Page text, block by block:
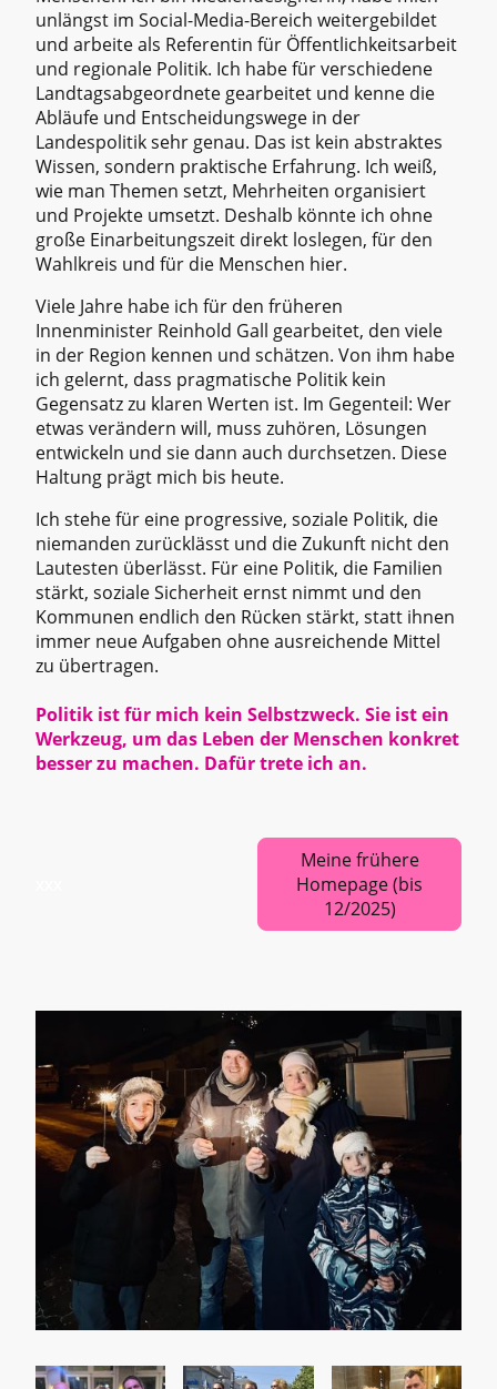
unlängst im Social-Media-Bereich weitergebildet
und arbeite als Referentin für Öffentlichkeitsarbeit
und regionale Politik. Ich habe für verschiedene
Landtagsabgeordnete gearbeitet und kenne die
Abläufe und Entscheidungswege in der
Landespolitik sehr genau. Das ist kein abstraktes
Wissen, sondern praktische Erfahrung. Ich weiß,
wie man Themen setzt, Mehrheiten organisiert
und Projekte umsetzt. Deshalb könnte ich ohne
große Einarbeitungszeit direkt loslegen, für den
Wahlkreis und für die Menschen hier.
Viele Jahre habe ich für den früheren
Innenminister Reinhold Gall gearbeitet, den viele
in der Region kennen und schätzen. Von ihm habe
ich gelernt, dass pragmatische Politik kein
Gegensatz zu klaren Werten ist. Im Gegenteil: Wer
etwas verändern will, muss zuhören, Lösungen
entwickeln und sie dann auch durchsetzen. Diese
Haltung prägt mich bis heute.
Ich stehe für eine progressive, soziale Politik, die
niemanden zurücklässt und die Zukunft nicht den
Lautesten überlässt. Für eine Politik, die Familien
stärkt, soziale Sicherheit ernst nimmt und den
Kommunen endlich den Rücken stärkt, statt ihnen
immer neue Aufgaben ohne ausreichende Mittel
zu übertragen.
Politik ist für mich kein Selbstzweck. Sie ist ein
Werkzeug, um das Leben der Menschen konkret
besser zu machen. Dafür trete ich an.
Meine frühere
Homepage (bis
12/2025)